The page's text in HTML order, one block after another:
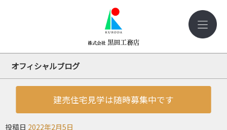
オフィシャルブログ
建売住宅見学は随時募集中です
投稿日 2022年2月5日